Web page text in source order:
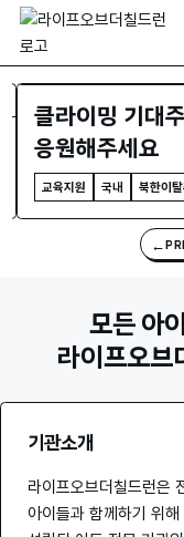
클라이밍 기대
응원해주세요
교육지원 국내 북한이
←
모든 아
라이프오브
기관소개
라이프오브더칠드런은
아이들과 함께하기 위